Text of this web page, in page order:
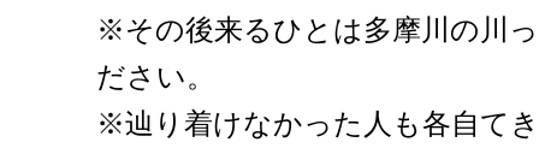
※その後来るひとは多摩川の川
ださい。
※辿り着けなかった人も各自て